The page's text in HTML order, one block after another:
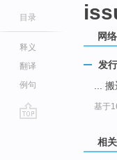
目录
释义
翻译
例句
网
发
...
基于
相